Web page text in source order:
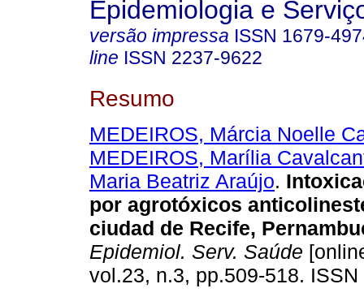
Epidemiologia e
versão impressa ISSN 1679-
line ISSN 2237-9622
Resumo
MEDEIROS, Márcia Noelle
MEDEIROS, Marília
Maria Beatriz Araújo.
por agrotóxicos
ciudad de Recife,
Epidemiol. Serv. Saúde
vol.23, n.3, pp.509-518.